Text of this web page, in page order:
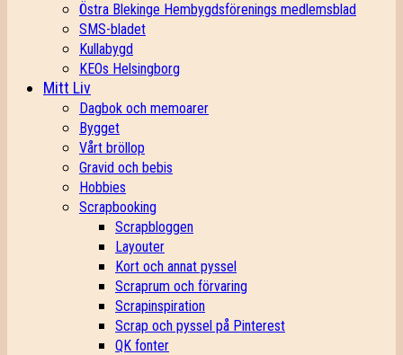
Östra Blekinge Hembygdsförenings medlemsblad
SMS-bladet
Kullabygd
KEOs Helsingborg
Mitt Liv
Dagbok och memoarer
Bygget
Vårt bröllop
Gravid och bebis
Hobbies
Scrapbooking
Scrapbloggen
Layouter
Kort och annat pyssel
Scraprum och förvaring
Scrapinspiration
Scrap och pyssel på Pinterest
QK fonter